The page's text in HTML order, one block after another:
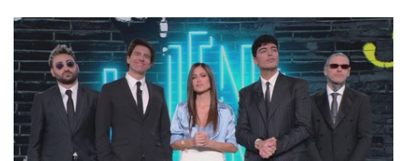
di settore - su quanto la guerra sia diventata una realtà pervasiva.
Anche se l'Italia non è direttamente coinvolta in conflitti armati, il
contesto globale rende impossibile considerarla un fenomeno
lontano.